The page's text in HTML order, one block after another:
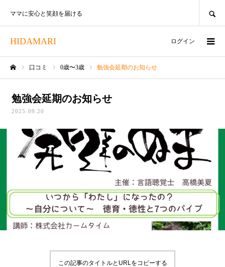
HIDAMARI
ママに安心と笑顔を届ける
ログイン
口コミ 0歳〜3歳 勉強会延期のお知らせ
勉強会延期のお知らせ
2025.09.20
この記事のタイトルとURLをコピーする